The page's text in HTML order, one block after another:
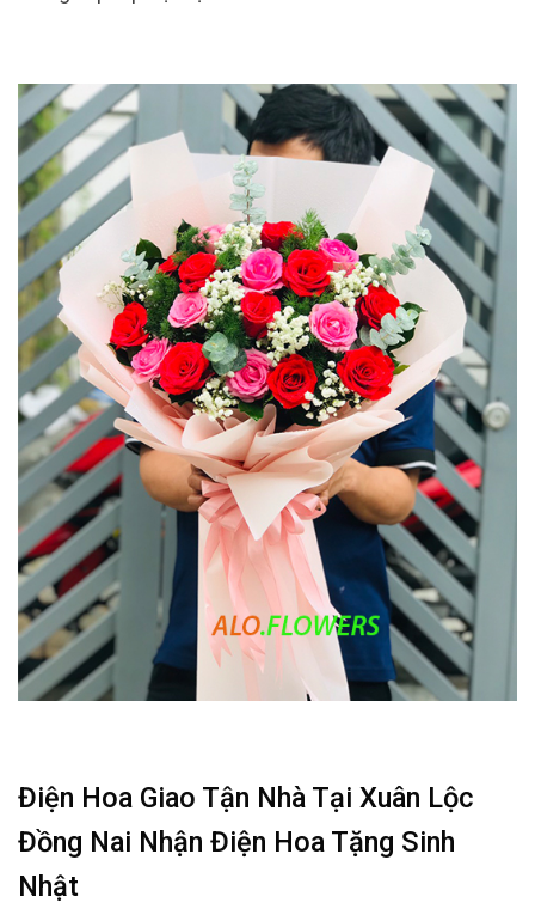
Điện Hoa Giao Tận Nhà Tại Xuân Lộc
Đồng Nai Nhận Điện Hoa Tặng Sinh
Nhật